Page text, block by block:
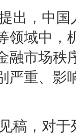
出，中
领域中，
融市场秩
严重、影
稿，对